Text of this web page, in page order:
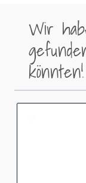
Wir
könnten!